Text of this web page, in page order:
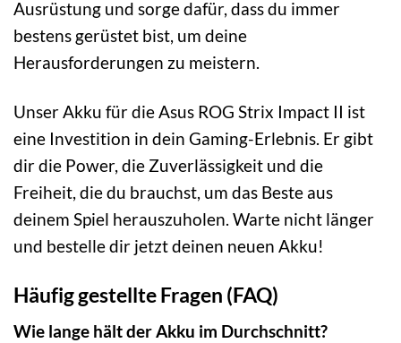
Ausrüstung und sorge dafür, dass du immer
bestens gerüstet bist, um deine
Herausforderungen zu meistern.
Unser Akku für die Asus ROG Strix Impact II ist
eine Investition in dein Gaming-Erlebnis. Er gibt
dir die Power, die Zuverlässigkeit und die
Freiheit, die du brauchst, um das Beste aus
deinem Spiel herauszuholen. Warte nicht länger
und bestelle dir jetzt deinen neuen Akku!
Häufig gestellte Fragen (FAQ)
Wie lange hält der Akku im Durchschnitt?